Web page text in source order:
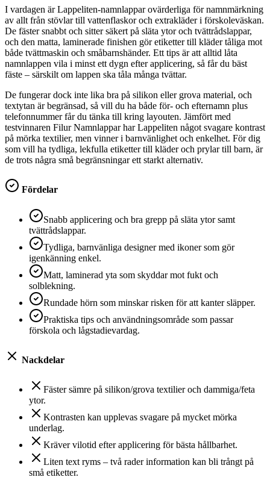
I vardagen är Lappeliten-namnlappar ovärderliga för namnmärkning
av allt från stövlar till vattenflaskor och extrakläder i förskoleväskan.
De fäster snabbt och sitter säkert på släta ytor och tvättrådslappar,
och den matta, laminerade finishen gör etiketter till kläder tåliga mot
både tvättmaskin och småbarnshänder. Ett tips är att alltid låta
namnlappen vila i minst ett dygn efter applicering, så får du bäst
fäste – särskilt om lappen ska tåla många tvättar.
De fungerar dock inte lika bra på silikon eller grova material, och
textytan är begränsad, så vill du ha både för- och efternamn plus
telefonnummer får du tänka till kring layouten. Jämfört med
testvinnaren Filur Namnlappar har Lappeliten något svagare kontrast
på mörka textilier, men vinner i barnvänlighet och enkelhet. För dig
som vill ha tydliga, lekfulla etiketter till kläder och prylar till barn, är
de trots några små begränsningar ett starkt alternativ.
Fördelar
Snabb applicering och bra grepp på släta ytor samt
tvättrådslappar.
Tydliga, barnvänliga designer med ikoner som gör
igenkänning enkel.
Matt, laminerad yta som skyddar mot fukt och
solblekning.
Rundade hörn som minskar risken för att kanter släpper.
Praktiska tips och användningsområde som passar
förskola och lågstadievardag.
Nackdelar
Fäster sämre på silikon/grova textilier och dammiga/feta
ytor.
Kontrasten kan upplevas svagare på mycket mörka
underlag.
Kräver vilotid efter applicering för bästa hållbarhet.
Liten text ryms – två rader information kan bli trångt på
små etiketter.